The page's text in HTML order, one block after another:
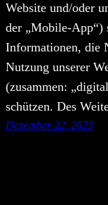
Website und/oder
der „Mobile-App“)
Informationen, die
Nutzung unserer
(zusammen:
schützen. Des
Dezember 22, 2023